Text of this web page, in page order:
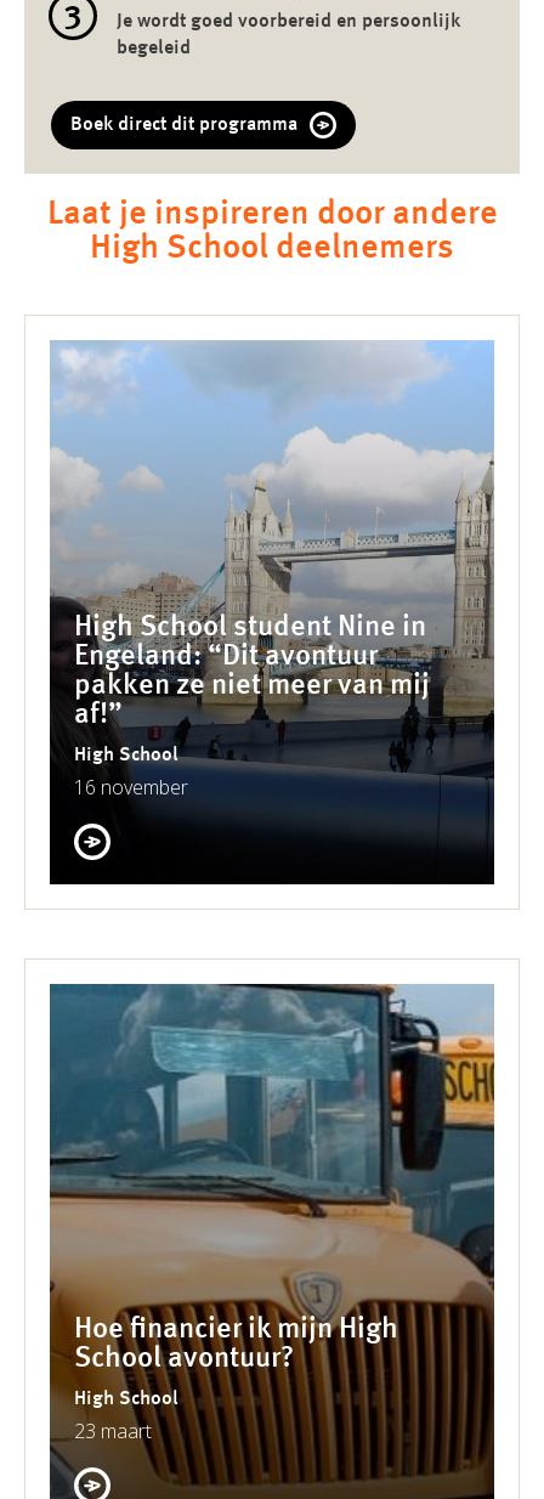
3
Je wordt goed voorbereid en persoonlijk
begeleid
Boek direct dit programma
Laat je inspireren door andere
High School deelnemers
High School student Nine in
Engeland: “Dit avontuur
pakken ze niet meer van mij
af!”
High School
16 november
Hoe financier ik mijn High
School avontuur?
High School
23 maart